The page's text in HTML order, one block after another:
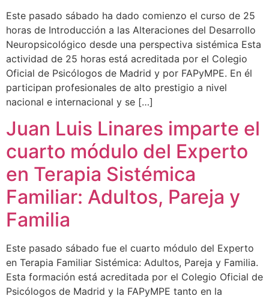
Este pasado sábado ha dado comienzo el curso de 25
horas de Introducción a las Alteraciones del Desarrollo
Neuropsicológico desde una perspectiva sistémica Esta
actividad de 25 horas está acreditada por el Colegio
Oficial de Psicólogos de Madrid y por FAPyMPE. En él
participan profesionales de alto prestigio a nivel
nacional e internacional y se […]
Juan Luis Linares imparte el
cuarto módulo del Experto
en Terapia Sistémica
Familiar: Adultos, Pareja y
Familia
Este pasado sábado fue el cuarto módulo del Experto
en Terapia Familiar Sistémica: Adultos, Pareja y Familia.
Esta formación está acreditada por el Colegio Oficial de
Psicólogos de Madrid y la FAPyMPE tanto en la